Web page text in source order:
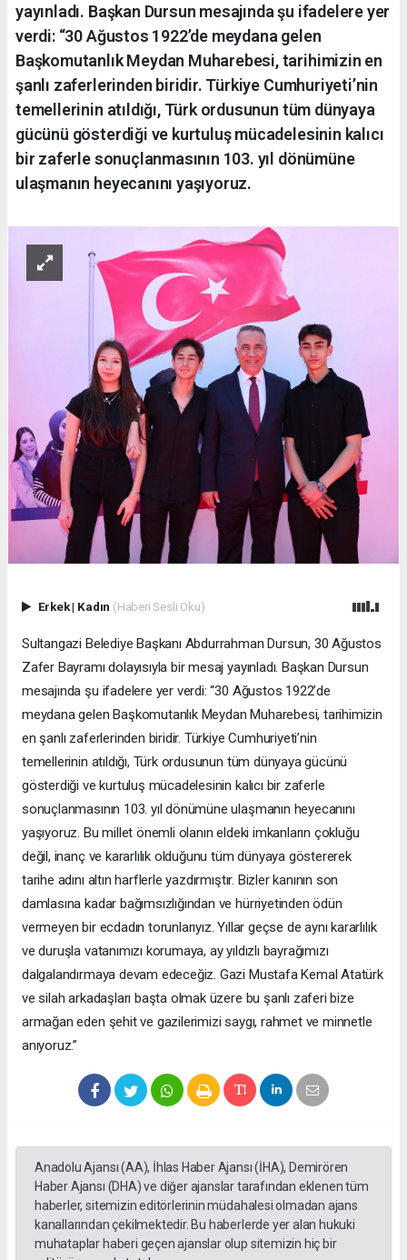
yayınladı. Başkan Dursun mesajında şu ifadelere yer
verdi: “30 Ağustos 1922’de meydana gelen
Başkomutanlık Meydan Muharebesi, tarihimizin en
şanlı zaferlerinden biridir. Türkiye Cumhuriyeti’nin
temellerinin atıldığı, Türk ordusunun tüm dünyaya
gücünü gösterdiği ve kurtuluş mücadelesinin kalıcı
bir zaferle sonuçlanmasının 103. yıl dönümüne
ulaşmanın heyecanını yaşıyoruz.
Erkek| Kadın (Haberi Sesli Oku)
Sultangazi Belediye Başkanı Abdurrahman Dursun, 30 Ağustos
Zafer Bayramı dolayısıyla bir mesaj yayınladı. Başkan Dursun
mesajında şu ifadelere yer verdi: “30 Ağustos 1922’de
meydana gelen Başkomutanlık Meydan Muharebesi, tarihimizin
en şanlı zaferlerinden biridir. Türkiye Cumhuriyeti’nin
temellerinin atıldığı, Türk ordusunun tüm dünyaya gücünü
gösterdiği ve kurtuluş mücadelesinin kalıcı bir zaferle
sonuçlanmasının 103. yıl dönümüne ulaşmanın heyecanını
yaşıyoruz. Bu millet önemli olanın eldeki imkanların çokluğu
değil, inanç ve kararlılık olduğunu tüm dünyaya göstererek
tarihe adını altın harflerle yazdırmıştır. Bizler kanının son
damlasına kadar bağımsızlığından ve hürriyetinden ödün
vermeyen bir ecdadın torunlarıyız. Yıllar geçse de aynı kararlılık
ve duruşla vatanımızı korumaya, ay yıldızlı bayrağımızı
dalgalandırmaya devam edeceğiz. Gazi Mustafa Kemal Atatürk
ve silah arkadaşları başta olmak üzere bu şanlı zaferi bize
armağan eden şehit ve gazilerimizi saygı, rahmet ve minnetle
anıyoruz.”
Anadolu Ajansı (AA), İhlas Haber Ajansı (İHA), Demirören
Haber Ajansı (DHA) ve diğer ajanslar tarafından eklenen tüm
haberler, sitemizin editörlerinin müdahalesi olmadan ajans
kanallarından çekilmektedir. Bu haberlerde yer alan hukuki
muhataplar haberi geçen ajanslar olup sitemizin hiç bir